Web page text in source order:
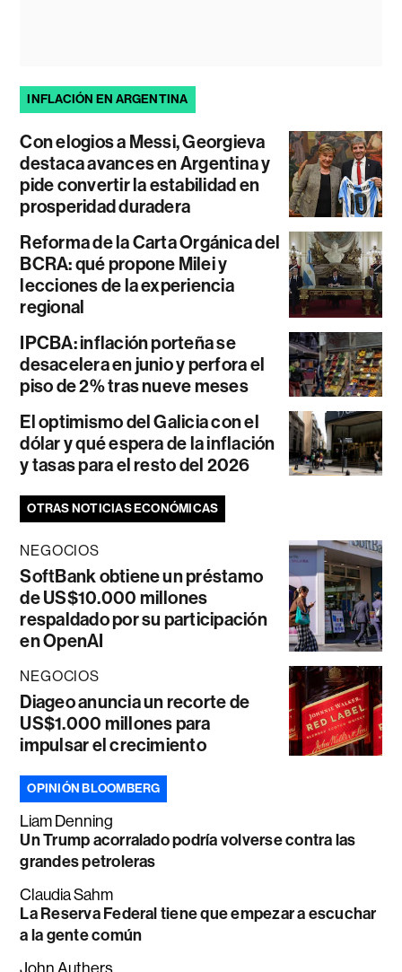
INFLACIÓN EN ARGENTINA
Con elogios a Messi, Georgieva
destaca avances en Argentina y
pide convertir la estabilidad en
prosperidad duradera
Reforma de la Carta Orgánica del
BCRA: qué propone Milei y
lecciones de la experiencia
regional
IPCBA: inflación porteña se
desacelera en junio y perfora el
piso de 2% tras nueve meses
El optimismo del Galicia con el
dólar y qué espera de la inflación
y tasas para el resto del 2026
OTRAS NOTICIAS ECONÓMICAS
NEGOCIOS
SoftBank obtiene un préstamo
de US$10.000 millones
respaldado por su participación
en OpenAI
NEGOCIOS
Diageo anuncia un recorte de
US$1.000 millones para
impulsar el crecimiento
OPINIÓN BLOOMBERG
Liam Denning
Un Trump acorralado podría volverse contra las
grandes petroleras
Claudia Sahm
La Reserva Federal tiene que empezar a escuchar
a la gente común